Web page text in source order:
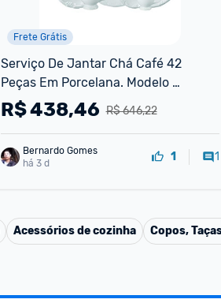
Frete Grátis
Serviço De Jantar Chá Café 42
Peças Em Porcelana. Modelo
Redondo Com Relevo Pomerode.
Branca. Fabricado Pela Schmidt.
R$ 646,22
R$438,46
Bernardo Gomes
há 3 d
1 1
Acessórios de cozinha Copos,